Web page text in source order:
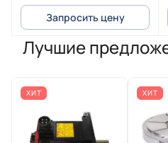
зажим Everlink
Запросить цену
Лучшие
ХИТ ХИТ